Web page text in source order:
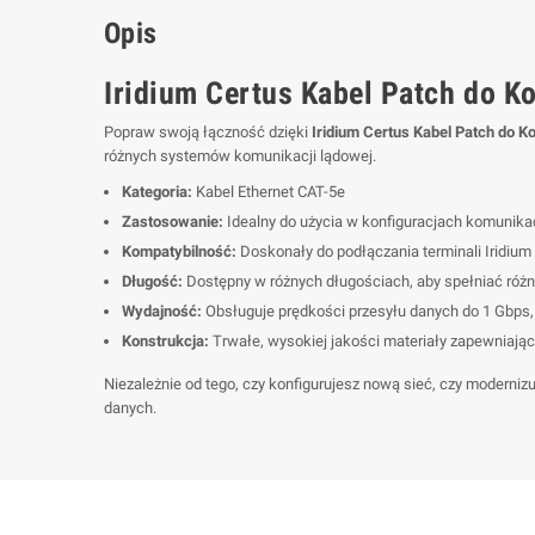
Opis
Iridium Certus Kabel Patch do
Popraw swoją łączność dzięki Iridium Certus Kabel Patch do
różnych systemów komunikacji lądowej.
Kategoria: Kabel Ethernet CAT-5e
Zastosowanie: Idealny do użycia w konfiguracjach
Kompatybilność: Doskonały do podłączania terminali
Długość: Dostępny w różnych długościach, aby spełniać
Wydajność: Obsługuje prędkości przesyłu danych do 1
Konstrukcja: Trwałe, wysokiej jakości materiały
Niezależnie od tego, czy konfigurujesz nową sieć, czy
danych.